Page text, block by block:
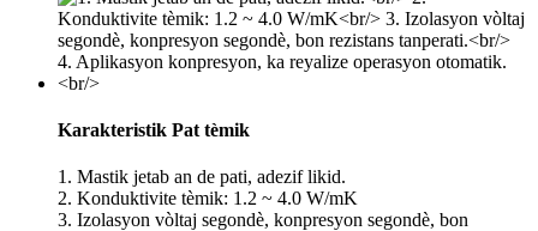
Karakteristik Pat tèmik
1. Mastik jetab an de pati, adezif likid.
2. Konduktivite tèmik: 1.2 ~ 4.0 W/mK
3. Izolasyon vòltaj segondè, konpresyon segondè, bon